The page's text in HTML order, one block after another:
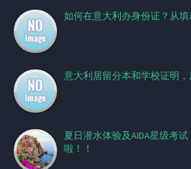
如何在意大利办身份证？从
意大利居留分本和学校证明
夏日潜水体验及AIDA星级考
啦！！